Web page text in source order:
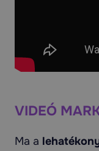
VIDEÓ
Ma a